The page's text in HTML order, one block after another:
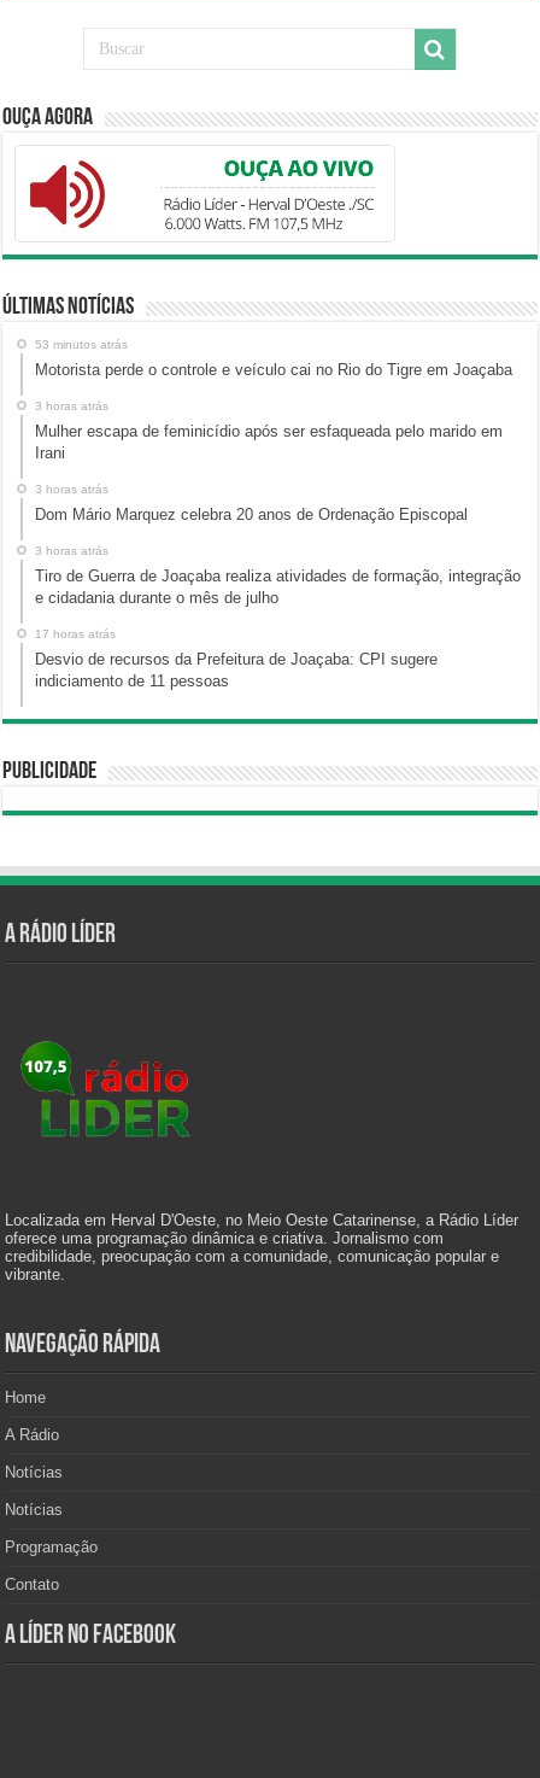
Ouça Agora
Últimas Notícias
53 minutos atrás
Motorista perde o controle e veículo cai no Rio do Tigre em Joaçaba
3 horas atrás
Mulher escapa de feminicídio após ser esfaqueada pelo marido em
Irani
3 horas atrás
Dom Mário Marquez celebra 20 anos de Ordenação Episcopal
3 horas atrás
Tiro de Guerra de Joaçaba realiza atividades de formação, integração
e cidadania durante o mês de julho
17 horas atrás
Desvio de recursos da Prefeitura de Joaçaba: CPI sugere
indiciamento de 11 pessoas
Publicidade
A Rádio Líder
Localizada em Herval D'Oeste, no Meio Oeste Catarinense, a Rádio Líder
oferece uma programação dinâmica e criativa. Jornalismo com
credibilidade, preocupação com a comunidade, comunicação popular e
vibrante.
Navegação Rápida
Home
A Rádio
Notícias
Notícias
Programação
Contato
A Líder no Facebook